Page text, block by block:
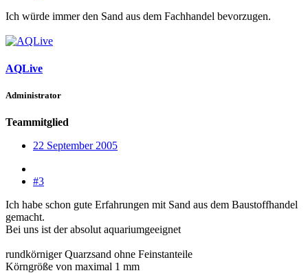
Ich würde immer den Sand aus dem Fachhandel bevorzugen.
AQLive
Administrator
Teammitglied
22 September 2005
#3
Ich habe schon gute Erfahrungen mit Sand aus dem Baustoffhandel
gemacht.
Bei uns ist der absolut aquariumgeeignet
rundkörniger Quarzsand ohne Feinstanteile
Körngröße von maximal 1 mm